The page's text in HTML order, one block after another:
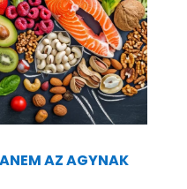
AZ AGYNAK